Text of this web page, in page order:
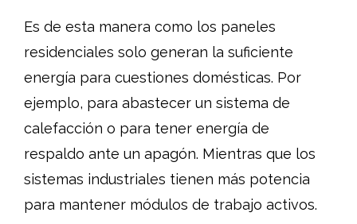
Es de esta manera como los paneles
residenciales solo generan la suficiente
energía para cuestiones domésticas. Por
ejemplo, para abastecer un sistema de
calefacción o para tener energía de
respaldo ante un apagón. Mientras que los
sistemas industriales tienen más potencia
para mantener módulos de trabajo activos.